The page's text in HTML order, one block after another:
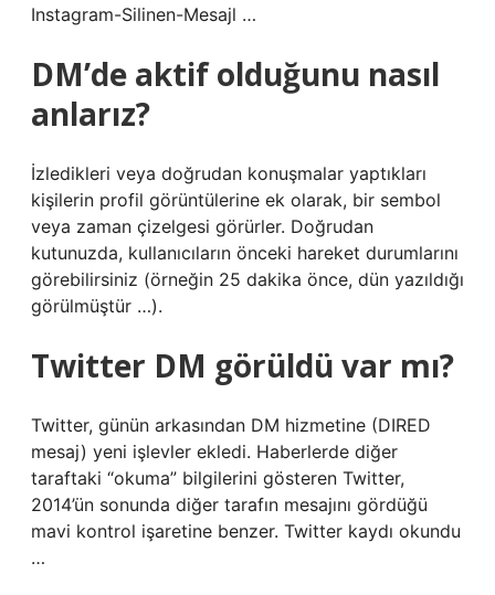
Instagram-Silinen-Mesajl …
DM’de aktif olduğunu nasıl
anlarız?
İzledikleri veya doğrudan konuşmalar yaptıkları
kişilerin profil görüntülerine ek olarak, bir sembol
veya zaman çizelgesi görürler. Doğrudan
kutunuzda, kullanıcıların önceki hareket durumlarını
görebilirsiniz (örneğin 25 dakika önce, dün yazıldığı
görülmüştür …).
Twitter DM görüldü var mı?
Twitter, günün arkasından DM hizmetine (DIRED
mesaj) yeni işlevler ekledi. Haberlerde diğer
taraftaki “okuma” bilgilerini gösteren Twitter,
2014’ün sonunda diğer tarafın mesajını gördüğü
mavi kontrol işaretine benzer. Twitter kaydı okundu
…